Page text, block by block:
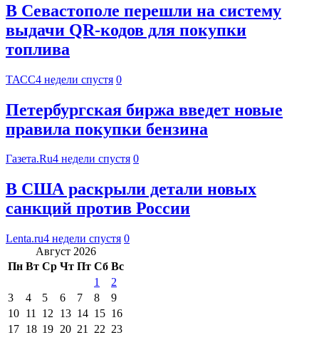
В Севастополе перешли на систему
выдачи QR-кодов для покупки
топлива
ТАСС4 недели спустя 0
Петербургская биржа введет новые
правила покупки бензина
Газета.Ru4 недели спустя 0
В США раскрыли детали новых
санкций против России
Lenta.ru4 недели спустя 0
Август 2026
Пн Вт Ср Чт Пт Сб Вс
1
2
3
4 5 6 7 8
9
10 11 12 13 14 15 16
17 18 19 20 21 22 23